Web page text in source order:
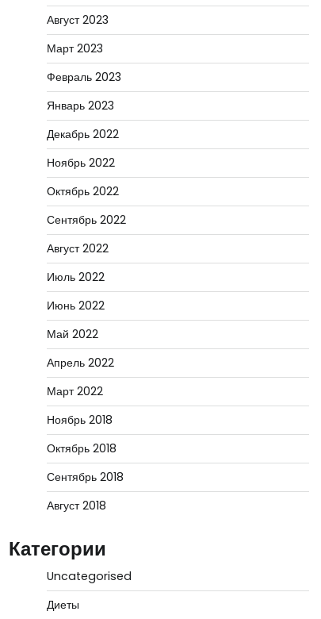
Август 2023
Март 2023
Февраль 2023
Январь 2023
Декабрь 2022
Ноябрь 2022
Октябрь 2022
Сентябрь 2022
Август 2022
Июль 2022
Июнь 2022
Май 2022
Апрель 2022
Март 2022
Ноябрь 2018
Октябрь 2018
Сентябрь 2018
Август 2018
Категории
Uncategorised
Диеты